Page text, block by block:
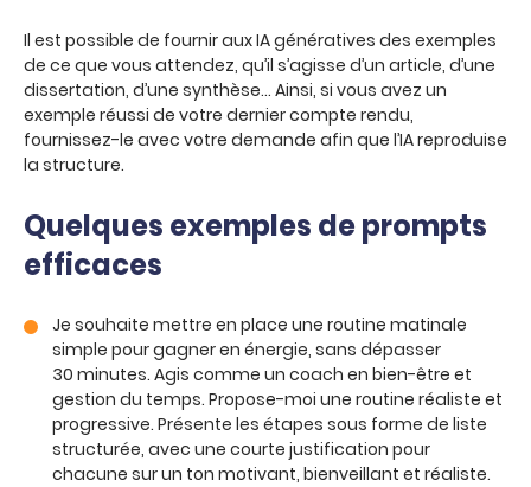
Il est possible de fournir aux IA génératives des exemples
de ce que vous attendez, qu’il s’agisse d’un article, d’une
dissertation, d’une synthèse… Ainsi, si vous avez un
exemple réussi de votre dernier compte rendu,
fournissez-le avec votre demande afin que l’IA reproduise
la structure.
Quelques exemples de prompts
efficaces
Je souhaite mettre en place une routine matinale
simple pour gagner en énergie, sans dépasser
30 minutes. Agis comme un coach en bien-être et
gestion du temps. Propose-moi une routine réaliste et
progressive. Présente les étapes sous forme de liste
structurée, avec une courte justification pour
chacune sur un ton motivant, bienveillant et réaliste.